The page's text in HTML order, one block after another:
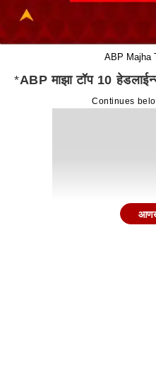
ABP Majha
*ABP माझा टॉप 10
Continues